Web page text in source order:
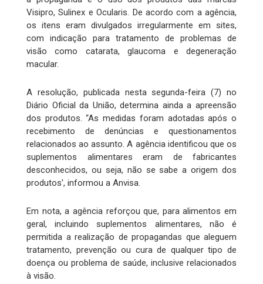
Visipro, Sulinex e Ocularis. De acordo com a agência,
os itens eram divulgados irregularmente em sites,
com indicação para tratamento de problemas de
visão como catarata, glaucoma e degeneração
macular.
A resolução, publicada nesta segunda-feira (7) no
Diário Oficial da União, determina ainda a apreensão
dos produtos. “As medidas foram adotadas após o
recebimento de denúncias e questionamentos
relacionados ao assunto. A agência identificou que os
suplementos alimentares eram de fabricantes
desconhecidos, ou seja, não se sabe a origem dos
produtos', informou a Anvisa.
Em nota, a agência reforçou que, para alimentos em
geral, incluindo suplementos alimentares, não é
permitida a realização de propagandas que aleguem
tratamento, prevenção ou cura de qualquer tipo de
doença ou problema de saúde, inclusive relacionados
à visão.